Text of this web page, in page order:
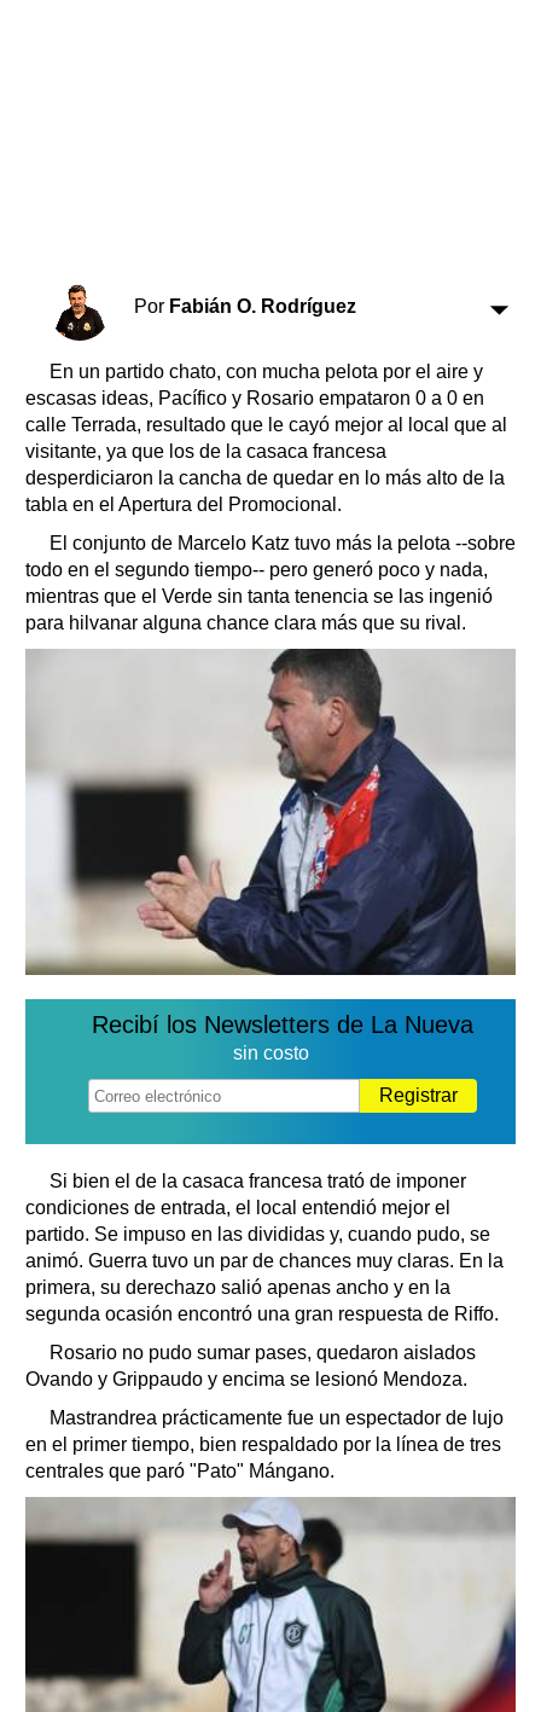
Por Fabián O. Rodríguez
En un partido chato, con mucha pelota por el aire y
escasas ideas, Pacífico y Rosario empataron 0 a 0 en
calle Terrada, resultado que le cayó mejor al local que al
visitante, ya que los de la casaca francesa
desperdiciaron la cancha de quedar en lo más alto de la
tabla en el Apertura del Promocional.
El conjunto de Marcelo Katz tuvo más la pelota --sobre
todo en el segundo tiempo-- pero generó poco y nada,
mientras que el Verde sin tanta tenencia se las ingenió
para hilvanar alguna chance clara más que su rival.
Recibí los Newsletters de La Nueva
sin costo
Registrar
Si bien el de la casaca francesa trató de imponer
condiciones de entrada, el local entendió mejor el
partido. Se impuso en las divididas y, cuando pudo, se
animó. Guerra tuvo un par de chances muy claras. En la
primera, su derechazo salió apenas ancho y en la
segunda ocasión encontró una gran respuesta de Riffo.
Rosario no pudo sumar pases, quedaron aislados
Ovando y Grippaudo y encima se lesionó Mendoza.
Mastrandrea prácticamente fue un espectador de lujo
en el primer tiempo, bien respaldado por la línea de tres
centrales que paró "Pato" Mángano.